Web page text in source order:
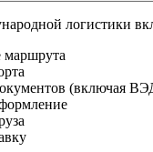
логистики
маршрута
(включая